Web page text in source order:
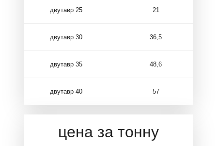
двутавр 25 21
двутавр 30 36,5
двутавр 35 48,6
двутавр 40 57
цена за тонну